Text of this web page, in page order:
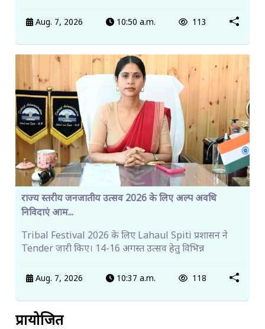
Aug. 7, 2026 10:50 a.m. 113
राज्य स्तरीय जनजातीय उत्सव 2026 के लिए अल्प अवधि
निविदाएं आम...
Tribal Festival 2026 के लिए Lahaul Spiti प्रशासन ने
Tender जारी किए। 14-16 अगस्त उत्सव हेतु विभिन्न
Aug. 7, 2026 10:37 a.m. 118
प्रायोजित